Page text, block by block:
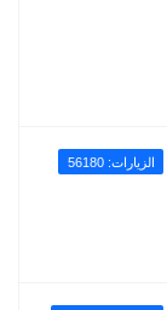
الزيارات: 56180